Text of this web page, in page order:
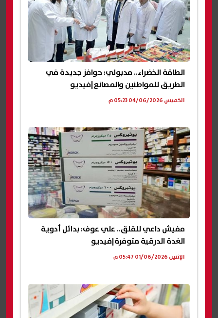
الطاقة الخضراء.. مدبولي: حوافز جديدة في
الطريق للمواطنين والمصانع|فيديو
الخميس 04/06/2026 05:23 م
مفيش داعي للقلق.. علي عوف: بدائل أدوية
الغدة الدرقية متوفرة|فيديو
الإثنين 01/06/2026 05:47 م